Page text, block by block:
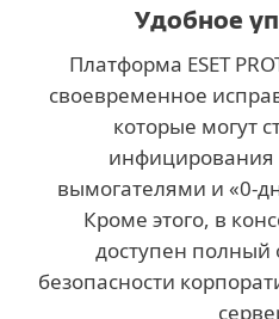
Удобное
Платформа ESET
своевременное
которые могут
вымогателями и «0-
Кроме этого, в
доступен полный
безопасности